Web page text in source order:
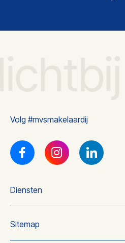
Diensten
Koop
Taxatie
Sitemap
Volg #mvsmakelaardij